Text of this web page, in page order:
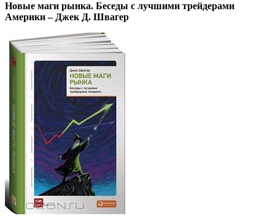
Новые маги рынка. Беседы с лучшими трейдерами
Америки – Джек Д. Швагер